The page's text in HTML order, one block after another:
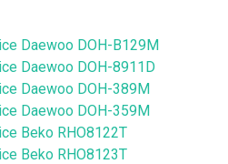
Daewoo DOH-B129M
Daewoo DOH-8911D
Daewoo DOH-389M
Daewoo DOH-359M
Beko RHO8122T
Beko RHO8123T